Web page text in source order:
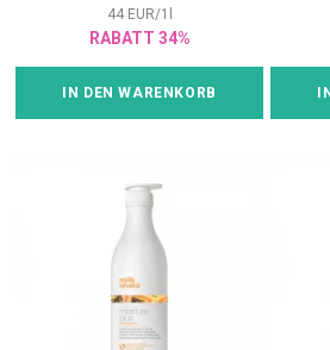
44 EUR/1
RABATT 34%
IN DEN WARENKORB